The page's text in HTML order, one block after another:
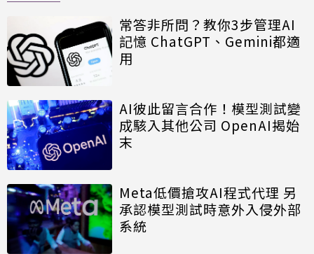
常答非所問？教你3步管理AI
記憶 ChatGPT、Gemini都適
用
AI彼此留言合作！模型測試變
成駭入其他公司 OpenAI揭始
末
Meta低價搶攻AI程式代理 另
承認模型測試時意外入侵外部
系統